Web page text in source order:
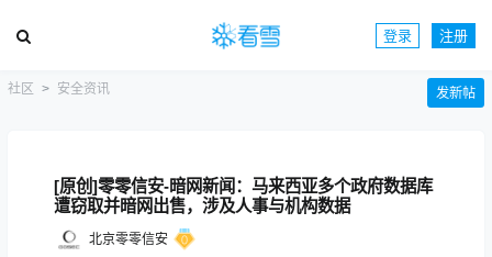
登录 注册
社区 安全资讯 发新帖
[原创]零零信安-暗网新闻：马来西亚多个政府数据库
遭窃取并暗网出售，涉及人事与机构数据
北京零零信安